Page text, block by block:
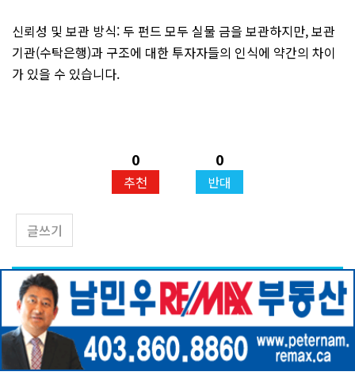
신뢰성 및 보관 방식: 두 펀드 모두 실물 금을 보관하지만, 보관
기관(수탁은행)과 구조에 대한 투자자들의 인식에 약간의 차이
가 있을 수 있습니다.
0
추천
0
반대
글쓰기